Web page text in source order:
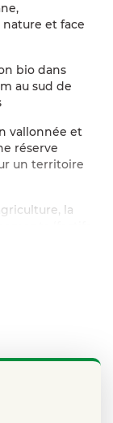
et face
bio dans
au sud de
vallonnée et
réserve
un territoire
la